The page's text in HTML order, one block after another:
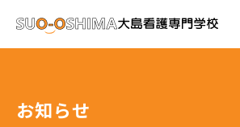
お知らせ